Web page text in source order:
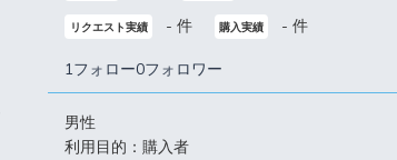
リクエスト実績 - 件 購入実績 - 件
1フォロー0フォロワー
男性
利用目的：購入者